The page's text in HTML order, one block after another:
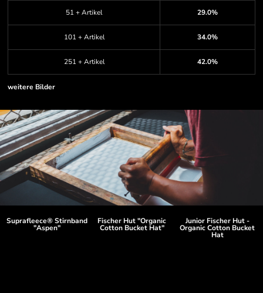
51 + Artikel 29.0%
101 + Artikel 34.0%
251 + Artikel 42.0%
weitere Bilder
Suprafleece® Stirnband
"Aspen"
Fischer Hut "Organic
Cotton Bucket Hat"
Junior Fischer Hut -
Organic Cotton Bucket
Hat